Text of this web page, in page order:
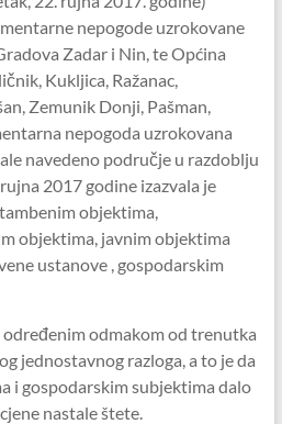
nepogode uzrokovane
Zadar i Nin, te Općina
Kukljica, Ražanac,
Zemunik Donji, Pašman,
nepogoda uzrokovana
navedeno područje u razdoblju
2017 godine izazvala je
objektima,
objektima, javnim objektima
ustanove , gospodarskim
odmakom od trenutka
jednostavnog razloga, a to je da
i gospodarskim subjektima dalo
nastale štete.